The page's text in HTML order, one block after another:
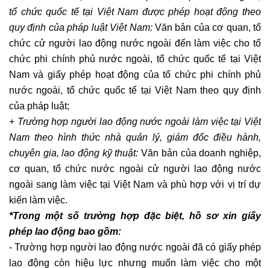
tổ chức quốc tế tại Việt Nam được phép hoạt động theo
quy định của pháp luật Việt Nam:Văn bản của cơ quan, tổ
chức cử người lao động nước ngoài đến làm việc cho tổ
chức phi chính phủ nước ngoài, tổ chức quốc tế tại Việt
Nam và giấy phép hoạt động của tổ chức phi chính phủ
nước ngoài, tổ chức quốc tế tại Việt Nam theo quy định
của pháp luật;
+ Trường hợp người lao động nước ngoài làm việc tại Việt
Nam theo hình thức nhà quản lý, giám đốc điều hành,
chuyên gia, lao động kỹ thuật: Văn bản của doanh nghiệp,
cơ quan, tổ chức nước ngoài cử người lao động nước
ngoài sang làm việc tại Việt Nam và phù hợp với vị trí dự
kiến làm việc.
*Trong một số trường hợp đặc biệt, hồ sơ xin giấy
phép lao động bao gồm:
- Trường hợp người lao động nước ngoài đã có giấy phép
lao động còn hiệu lực nhưng muốn làm việc cho một